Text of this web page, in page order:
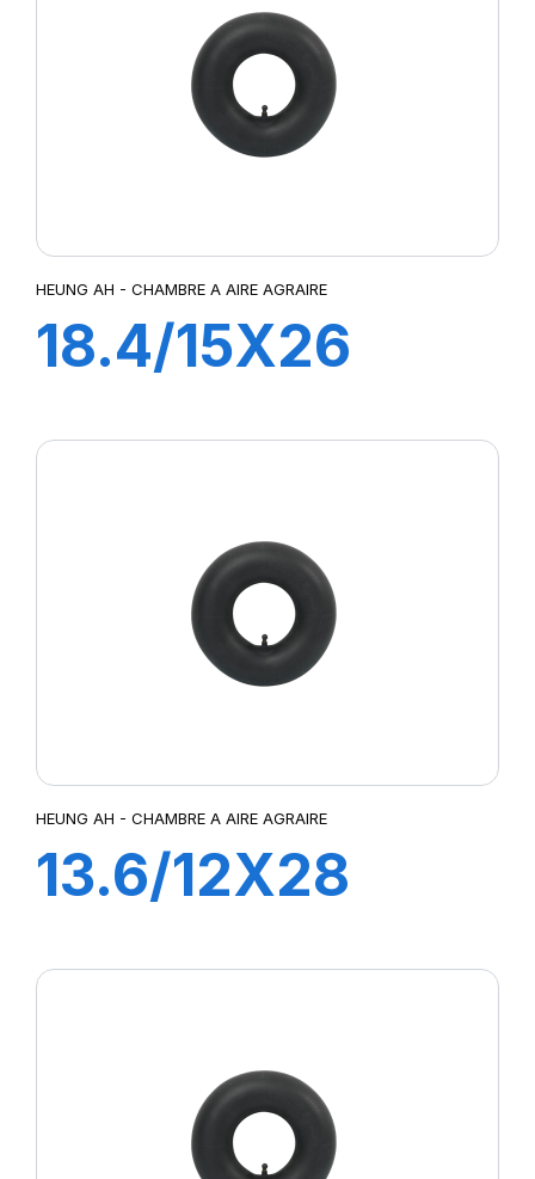
HEUNG AH - CHAMBRE A AIRE AGRAIRE
18.4/15X26
HEUNG AH - CHAMBRE A AIRE AGRAIRE
13.6/12X28